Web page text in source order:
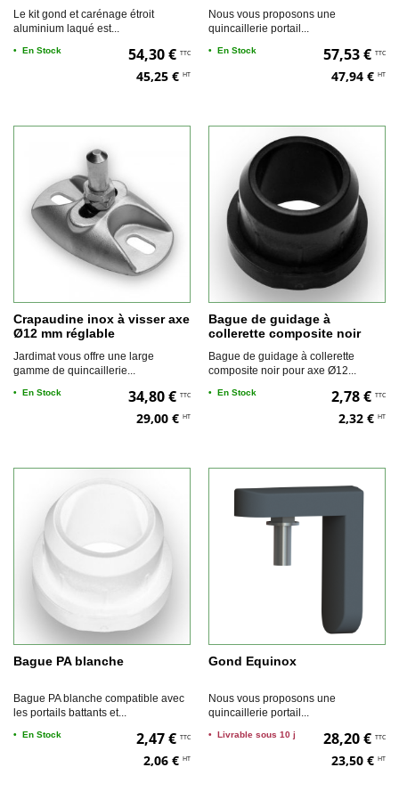
Le kit gond et carénage étroit
aluminium laqué est...
• En Stock 54,30 € TTC
45,25 € HT
Nous vous proposons une
quincaillerie portail...
• En Stock 57,53 € TTC
47,94 € HT
Crapaudine inox à visser axe
Ø12 mm réglable
Jardimat vous offre une large
gamme de quincaillerie...
• En Stock 34,80 € TTC
29,00 € HT
Bague de guidage à
collerette composite noir
pour axe Ø12 mm
Bague de guidage à collerette
composite noir pour axe Ø12...
• En Stock 2,78 € TTC
2,32 € HT
Bague PA blanche
Bague PA blanche compatible avec
les portails battants et...
• En Stock 2,47 € TTC
2,06 € HT
Gond Equinox
Nous vous proposons une
quincaillerie portail...
• Livrable sous 10 j 28,20 € TTC
23,50 € HT